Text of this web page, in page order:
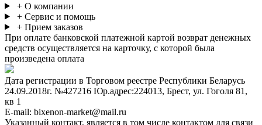
+ О компании
+ Сервис и помощь
+ Прием заказов
При оплате банковской платежной картой возврат денежных
средств осуществляется на карточку, с которой была
произведена оплата
Дата регистрации в Торговом реестре Республики Беларусь
24.09.2018г. №427216 Юр.адрес:224013, Брест, ул. Гоголя 81,
кв 1
E-mail: bixenon-market@mail.ru
Указанный контакт, является в том числе контактом для связи